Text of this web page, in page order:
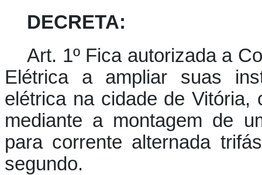
DECRETA:
Art. 1º Fica autorizada a
Elétrica a ampliar suas
elétrica na cidade de
mediante a montagem de
para corrente alternada
segundo.